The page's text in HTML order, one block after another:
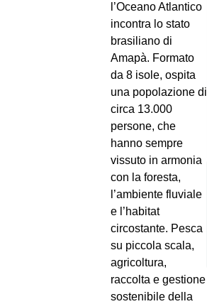
l’Oceano Atlantico
incontra lo stato
brasiliano di
Amapà. Formato
da 8 isole, ospita
una popolazione di
circa 13.000
persone, che
hanno sempre
vissuto in armonia
con la foresta,
l’ambiente fluviale
e l’habitat
circostante. Pesca
su piccola scala,
agricoltura,
raccolta e gestione
sostenibile della